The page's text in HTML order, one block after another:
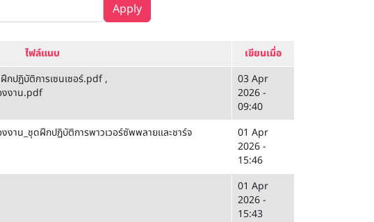
Apply
ไฟล์แนบ
เขียนเมื่อ
กปฏิบัติการเซนเซอร์.pdf,
งงาน.pdf
03 Apr
2026 -
09:40
งงาน_ชุดฝึกปฏิบัติการพาวเวอร์ซัพพลายและชาร์จ
01 Apr
2026 -
15:46
01 Apr
2026 -
15:43